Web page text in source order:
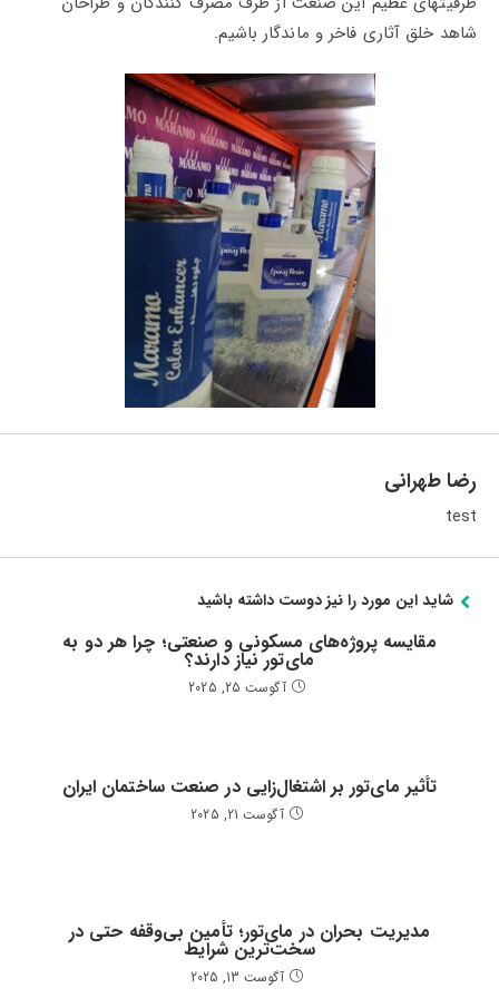
شاهد خلق آثاری فاخر و ماندگار باشیم.
رضا طهرانی
test
شاید این مورد را نیز دوست داشته باشید
مقایسه پروژه‌های مسکونی و صنعتی؛ چرا هر دو به
مای‌تور نیاز دارند؟
آگوست 25, 2025
تأثیر مای‌تور بر اشتغال‌زایی در صنعت ساختمان ایران
آگوست 21, 2025
مدیریت بحران در مای‌تور؛ تأمین بی‌وقفه حتی در
سخت‌ترین شرایط
آگوست 13, 2025